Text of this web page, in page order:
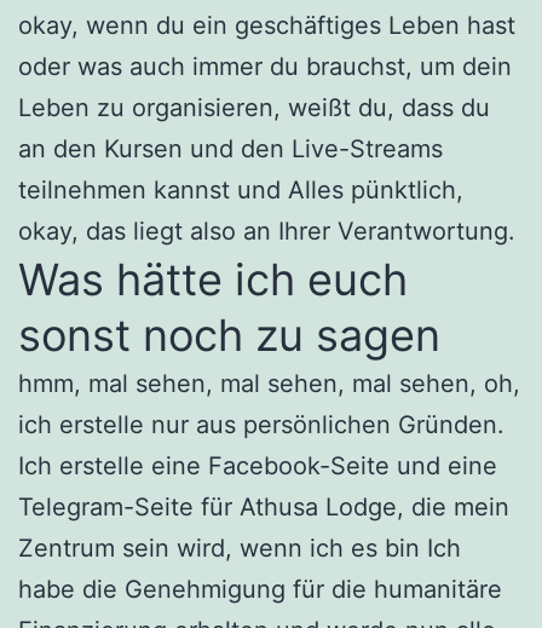
okay, wenn du ein geschäftiges Leben hast
oder was auch immer du brauchst, um dein
Leben zu organisieren, weißt du, dass du
an den Kursen und den Live-Streams
teilnehmen kannst und Alles pünktlich,
okay, das liegt also an Ihrer Verantwortung.
Was hätte ich euch
sonst noch zu sagen
hmm, mal sehen, mal sehen, mal sehen, oh,
ich erstelle nur aus persönlichen Gründen.
Ich erstelle eine Facebook-Seite und eine
Telegram-Seite für Athusa Lodge, die mein
Zentrum sein wird, wenn ich es bin Ich
habe die Genehmigung für die humanitäre